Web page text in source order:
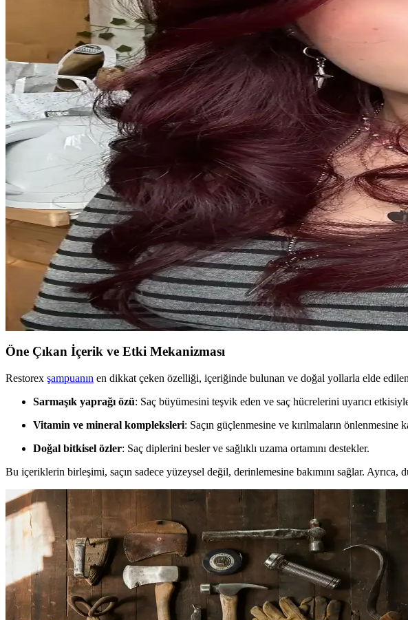
Dermasuction Kristal Taşlı Pembe Saç Boncuk Zımbası Modern ve Şık
Dermasuction saç boncuk zımbası, parlak kristal taşları ve şık pembe rengiyle saçlara
Kısa Saç ve Tırnakların Pratikliği ile Doğal Güzelliğin Yeniden
Kısa saç ve tırnaklar, pratiklik, hijyen ve zihinsel rahatlama sunarak doğal güzelliği ve
Ofis Ortamında Cilt ve Saç Sağlığını Koruma Yöntemleri ve Nedenleri
Ofis ortamının kuru havası, floresan ışıklar ve yetersiz hava sirkülasyonu cilt ve saç
MUJGAN 4'lü Saç Şekillendirme Seti: Pratik ve Estetik Saç Bakım
MUJGAN 4'lü saç şekillendirme seti, pratik kullanım ve şık tasarımıyla günlük saç
avantajları sunar.
Monalisa Kadın İkili Model Siyah Kahverengi Tonlar 6'lı Set: Şıklık
Monalisa'nın siyah ve kahverengi tonlarındaki 6'lı seti, şıklık ve fonksiyonelliği bir araya
Günlük Makyajda Doğru Seçim: Göz, Dudak ve Saç Uyumu İçin
Günlük makyajda göz, dudak ve allık uygulamalarına özen göstererek saç stiliyle uyum
Öne Çıkan İçerik ve Etki Mekanizması
Restorex şampuanın en dikkat çeken özelliği, içeriğinde bulunan ve doğal yollarla elde
Sarmaşık yaprağı özü: Saç büyümesini teşvik eden ve saç hücrelerini uyarıcı
Vitamin ve mineral kompleksleri: Saçın güçlenmesine ve kırılmaların önlenmesine
Doğal bitkisel özler: Saç diplerini besler ve sağlıklı uzama ortamını destekler.
Bu içeriklerin birleşimi, saçın sadece yüzeysel değil, derinlemesine bakımını sağlar.